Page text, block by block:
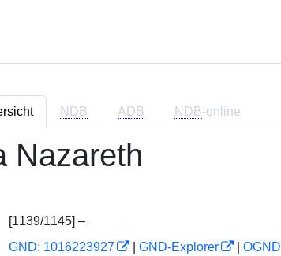
NDB ADB NDB-online
Nazareth
[1139/1145] –
GND: 1016223927 GND-Explorer OGND